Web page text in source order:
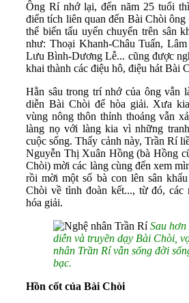
Ông Rí nhớ lại, đến năm 25 tuổi
điển tích liên quan đến Bài Chòi
thể biến tấu uyển chuyển trên sân
như: Thoại Khanh-Châu Tuấn,
Lưu Bình-Dương Lễ... cũng được
khai thành các điệu hô, điệu hát Bài
Hằn sâu trong trí nhớ của ông vẫn
diễn Bài Chòi để hòa giải. Xưa
vùng nông thôn thỉnh thoảng vẫn
làng nọ với làng kia vì những
cuộc sống. Thấy cảnh này, Trần Rí
Nguyễn Thị Xuân Hồng (bà Hồng
Chòi) mời các làng cùng đến xem
rồi mời một số bà con lên sân
Chòi về tình đoàn kết..., từ đó, các
hóa giải.
Sau
diễn và truyền dạy Bài Chòi,
nhân Trần Rí vẫn sống đời
bạc.
Hồn cốt của Bài Chòi